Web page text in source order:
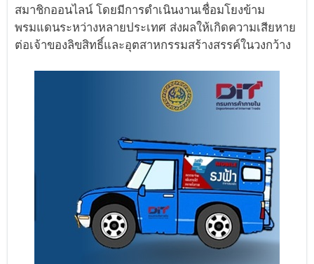
สมาชิกออนไลน์ โดยมีการดำเนินงานเชื่อมโยงข้าม
พรมแดนระหว่างหลายประเทศ ส่งผลให้เกิดความเสียหาย
ต่อเจ้าของลิขสิทธิ์และอุตสาหกรรมสร้างสรรค์ในวงกว้าง